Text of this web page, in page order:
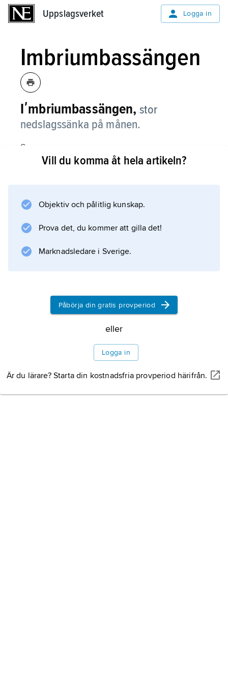
Uppslagsverket Logga in
Imbriumbassängen
Iʹmbriumbassängen, stor
nedslagssänka på månen.
Se
Mare Imbrium
Information om artikeln
Vill du komma åt hela artikeln?
Objektiv och pålitlig kunskap.
Prova det, du kommer att gilla det!
Marknadsledare i Sverige.
Påbörja din gratis provperiod
eller
Logga in
Är du lärare? Starta din kostnadsfria provperiod härifrån.